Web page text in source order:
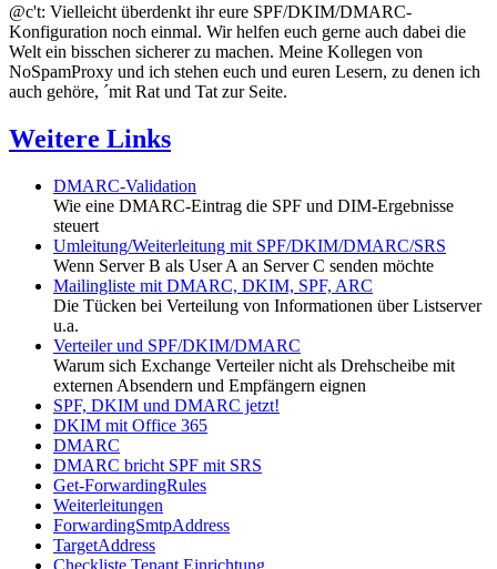
@c't: Vielleicht überdenkt ihr eure SPF/DKIM/DMARC-
Konfiguration noch einmal. Wir helfen euch gerne auch dabei die
Welt ein bisschen sicherer zu machen. Meine Kollegen von
NoSpamProxy und ich stehen euch und euren Lesern, zu denen ich
auch gehöre, ´mit Rat und Tat zur Seite.
Weitere Links
DMARC-Validation
Wie eine DMARC-Eintrag die SPF und DIM-Ergebnisse
steuert
Umleitung/Weiterleitung mit SPF/DKIM/DMARC/SRS
Wenn Server B als User A an Server C senden möchte
Mailingliste mit DMARC, DKIM, SPF, ARC
Die Tücken bei Verteilung von Informationen über Listserver
u.a.
Verteiler und SPF/DKIM/DMARC
Warum sich Exchange Verteiler nicht als Drehscheibe mit
externen Absendern und Empfängern eignen
SPF, DKIM und DMARC jetzt!
DKIM mit Office 365
DMARC
DMARC bricht SPF mit SRS
Get-ForwardingRules
Weiterleitungen
ForwardingSmtpAddress
TargetAddress
Checkliste Tenant Einrichtung